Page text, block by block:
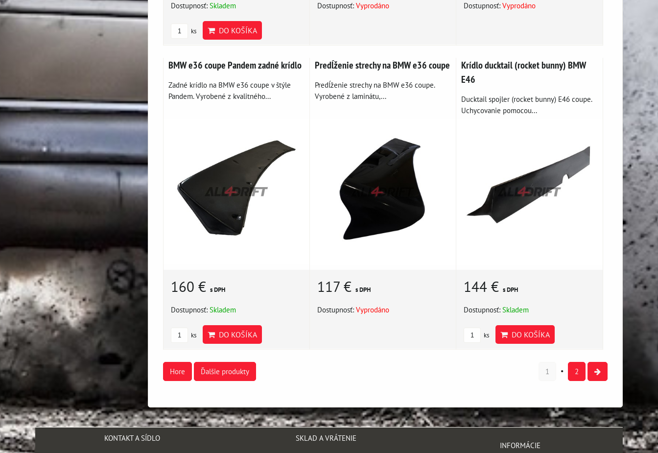
Dostupnosť: Skladem
ks DO KOŠÍKA
Dostupnosť: Vyprodáno Dostupnosť:Vyprodáno
BMW e36 coupe Pandem zadné krídlo
Zadné krídlo na BMW e36 coupe v štýle
Pandem. Vyrobené z kvalitného...
160 € s DPH
Dostupnosť: Skladem
ks DO KOŠÍKA
Predĺženie strechy na BMW e36 coupe
Predĺženie strechy na BMW e36 coupe.
Vyrobené z laminátu,...
117 € s DPH
Dostupnosť: Vyprodáno
Krídlo ducktail (rocket bunny) BMW
E46
Ducktail spojler (rocket bunny) E46 coupe.
Uchycovanie pomocou...
144 €s DPH
Dostupnosť:Skladem
ks DO KOŠÍKA
Hore Ďalšie produkty 1 2
KONTAKT A SÍDLO
SKLAD A VRÁTENIE
INFORMÁCIE